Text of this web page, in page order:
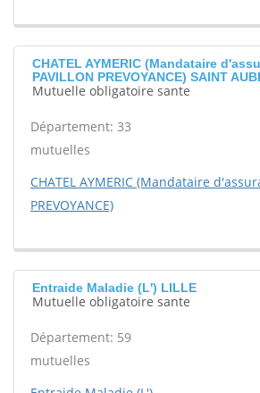
CHATEL AYMERIC (Mandataire
PAVILLON PREVOYANCE) SAINT
Mutuelle obligatoire sante
Département: 33
mutuelles
CHATEL AYMERIC (Mandataire
PREVOYANCE)
Entraide Maladie (L') LILLE
Mutuelle obligatoire sante
Département: 59
mutuelles